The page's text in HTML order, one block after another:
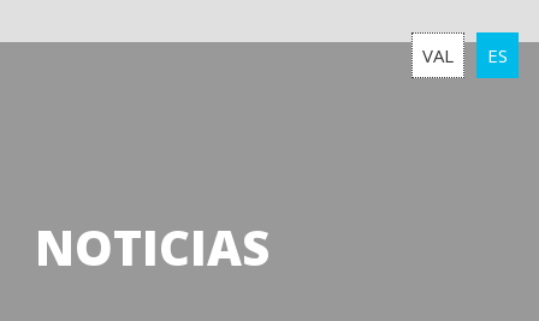
VAL ES
NOTICIAS